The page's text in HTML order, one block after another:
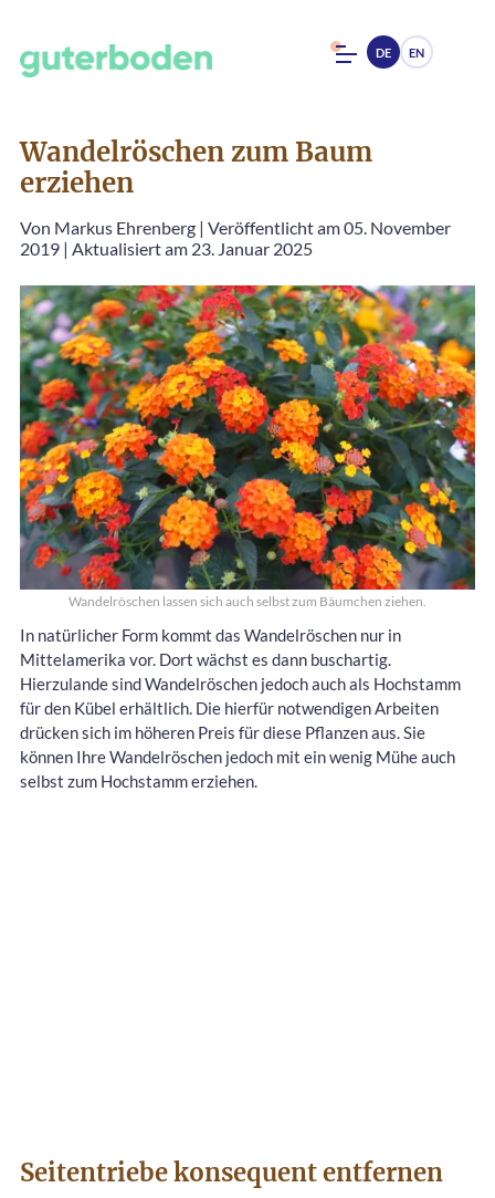
DE EN
Wandelröschen zum Baum
erziehen
Von Markus Ehrenberg | Veröffentlicht am 05. November
2019 | Aktualisiert am 23. Januar 2025
Wandelröschen lassen sich auch selbst zum Bäumchen ziehen.
In natürlicher Form kommt das Wandelröschen nur in
Mittelamerika vor. Dort wächst es dann buschartig.
Hierzulande sind Wandelröschen jedoch auch als Hochstamm
für den Kübel erhältlich. Die hierfür notwendigen Arbeiten
drücken sich im höheren Preis für diese Pflanzen aus. Sie
können Ihre Wandelröschen jedoch mit ein wenig Mühe auch
selbst zum Hochstamm erziehen.
Seitentriebe konsequent entfernen